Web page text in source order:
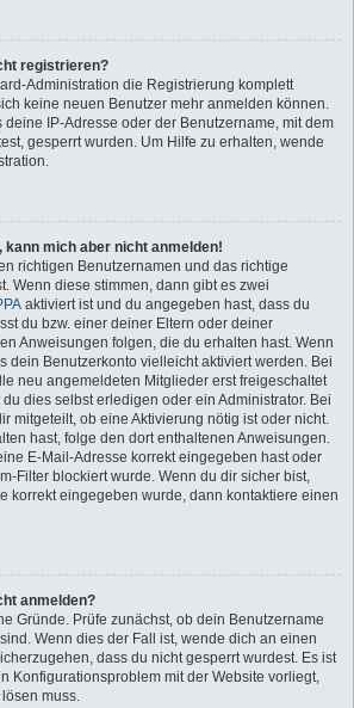
registrieren?
Administration die Registrierung komplett
keine neuen Benutzer mehr anmelden können.
deine IP-Adresse oder der Benutzername, mit dem
gesperrt wurden. Um Hilfe zu erhalten, wende
kann mich aber nicht anmelden!
richtigen Benutzernamen und das richtige
Wenn diese stimmen, dann gibt es zwei
aktiviert ist und du angegeben hast, dass du
du bzw. einer deiner Eltern oder deiner
Anweisungen folgen, die du erhalten hast. Wenn
dein Benutzerkonto vielleicht aktiviert werden. Bei
neu angemeldeten Mitglieder erst freigeschaltet
dies selbst erledigen oder ein Administrator. Bei
mitgeteilt, ob eine Aktivierung nötig ist oder nicht.
hast, folge den dort enthaltenen Anweisungen.
E-Mail-Adresse korrekt eingegeben hast oder
Filter blockiert wurde. Wenn du dir sicher bist,
korrekt eingegeben wurde, dann kontaktiere einen
anmelden?
Gründe. Prüfe zunächst, ob dein Benutzername
Wenn dies der Fall ist, wende dich an einen
dass du nicht gesperrt wurdest. Es ist
Konfigurationsproblem mit der Website vorliegt,
muss.